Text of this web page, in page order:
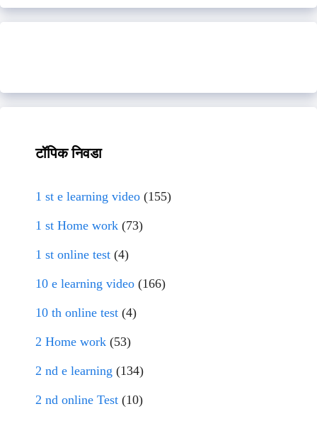
टॉपिक निवडा
1 st e learning video (155)
1 st Home work (73)
1 st online test (4)
10 e learning video (166)
10 th online test (4)
2 Home work (53)
2 nd e learning (134)
2 nd online Test (10)